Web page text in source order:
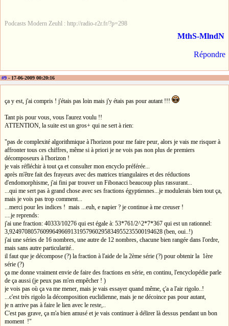
Podcasts Modern Zeuhl : http://radio-r2r.fr/?p=298
MthS-MlndN
Répondre
#9 - 17-06-2009 00:20:16
ça y est, j'ai compris ! j'étais pas loin mais j'y étais pas pour autant !!!
Tant pis pour vous, vous l'aurez voulu !!
ATTENTION, la suite est un gros+ qui ne sert à rien:
"pas de complexité algorithmique à l'horizon pour me faire peur, alors je vais me risquer à
affronter tous ces chiffres, même si à priori je ne vois pas non plus de premiers
décomposeurs à l'horizon !
je vais réfléchir à tout ça et consulter mon encyclo préférée...
après m'être fait des frayeurs avec des matrices triangulaires et des réductions
d'endomorphisme, j'ai fini par trouver un Fibonacci beaucoup plus rassurant...
...qui me sert pas à grand chose avec ses fractions égyptiennes...je modulerais bien tout ça,
mais je vois pas trop comment...
...merci pour les indices ! mais ...euh, e napier ? je continue à me creuser !
....je reprends:
j'ai une fraction: 40333/10276 qui est égale à: 53*761/2^2*7*367 qui est un rationnel:
3,92497080576099649669131957960295834955235500194628 (ben, oui..!)
j'ai une séries de 16 nombres, une autre de 12 nombres, chacune bien rangée dans l'ordre,
mais sans autre particularité..
il faut que je décompose (?) la fraction à l'aide de la 2ème série (?) pour obtenir la 1ère
série (?)
ça me donne vraiment envie de faire des fractions en série, en continu, l'encyclopédie parle
de ça aussi (je peux pas m'en empêcher ! )
je vois pas où ça va me mener, mais je vais essayer quand même, ç'a a l'air rigolo..!
...c'est très rigolo la décomposition euclidienne, mais je ne décoince pas pour autant,
je n arrive pas à faire le lien avec le reste,..
C'est pas grave, ça m'a bien amusé et je vais continuer à délirer là dessus pendant un bon
moment !"